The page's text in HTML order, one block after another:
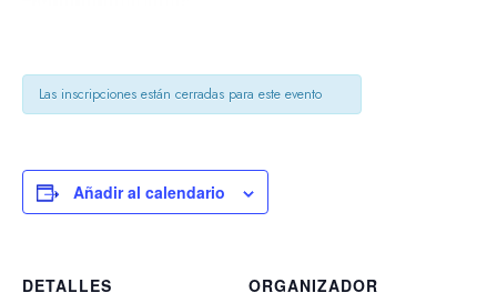
Las inscripciones están cerradas para este evento
Añadir al calendario
DETALLES
ORGANIZADOR